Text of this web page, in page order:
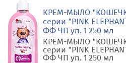
КРЕМ-МЫЛО
серии "PINK
ФФ ЧП уп. 1 250 мл
КРЕМ-МЫЛО
серии "PINK
ФФ ЧП уп. 1 250 мл